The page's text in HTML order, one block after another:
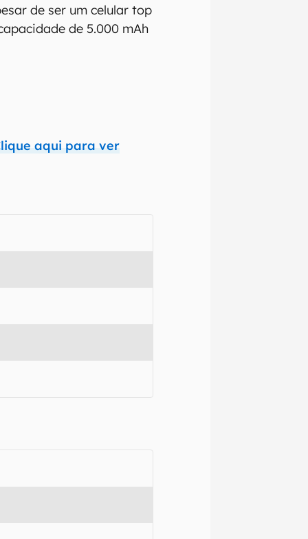
de ser um celular top
de 5.000 mAh
aqui para ver